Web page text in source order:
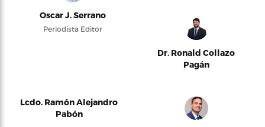
Oscar J. Serrano
Periodista Editor
Dr. Ronald Collazo
Pagán
Lcdo. Ramón Alejandro
Pabón